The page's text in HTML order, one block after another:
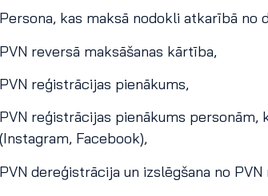
Persona, kas maksā nodokli atkarībā no
PVN reversā maksāšanas kārtība,
PVN reģistrācijas pienākums,
PVN reģistrācijas pienākums
(Instagram, Facebook),
PVN dereģistrācija un izslēgšana no